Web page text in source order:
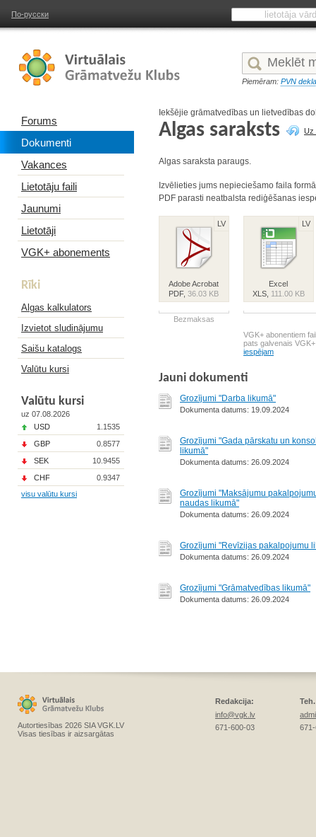
По-русски
Piemēram: PVN
Forums
Dokumenti
Vakances
Lietotāju faili
Jaunumi
Lietotāji
VGK+ abonements
Rīki
Algas kalkulators
Izvietot sludinājumu
Saišu katalogs
Valūtu kursi
Valūtu kursi
uz 07.08.2026
USD
1.1535
GBP
0.8577
SEK
10.9455
CHF
0.9347
visu valūtu kursi
Iekšējie grāmatvedības un lietvedības
Algas saraksts Uz
Algas saraksta paraugs.
Izvēlieties jums nepieciešamo faila
PDF parasti neatbalsta rediģēšanas
LV
Adobe Acrobat
PDF,36.03 KB
Bezmaksas
LV
Excel
XLS, 111.00 KB
VGK+ abonentiem
pats galvenais
iespējam
Jauni dokumenti
Grozījumi "Darba likumā"
Dokumenta datums: 19.09.2024
Grozījumi "Gada pārskatu un
likumā"
Dokumenta datums: 26.09.2024
Grozījumi "Maksājumu
naudas likumā"
Dokumenta datums: 26.09.2024
Grozījumi "Revīzijas pakalpojumu
Dokumenta datums: 26.09.2024
Grozījumi "Grāmatvedības likumā"
Dokumenta datums: 26.09.2024
Autortiesības 2026 SIA VGK.LV
Visas tiesības ir aizsargātas
Redakcija:
info@vgk.lv
671-600-03